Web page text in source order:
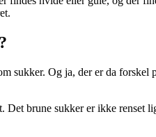
sukker. Og ja, der er da forskel
Det brune sukker er ikke renset